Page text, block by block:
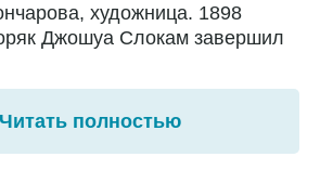
художница. 1898
Джошуа Слокам завершил
Читать полностью